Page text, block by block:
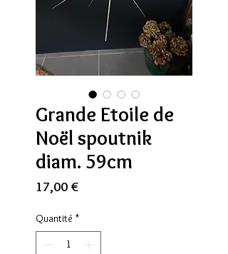
Grande Etoile de
Noël spoutnik
diam. 59cm
17,00 €Prix
Quantité *